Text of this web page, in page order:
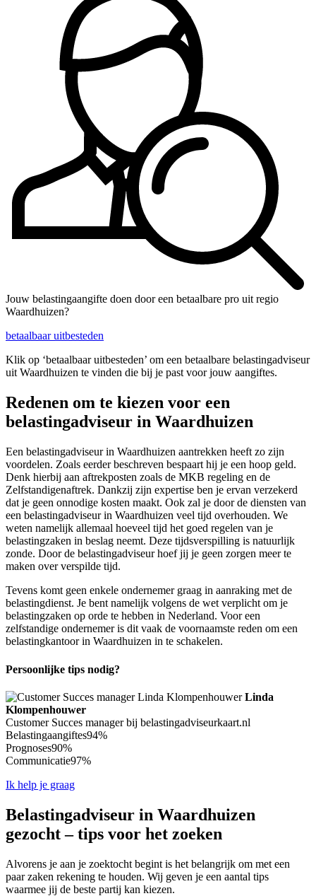
Jouw belastingaangifte doen door een betaalbare pro uit regio
Waardhuizen?
betaalbaar uitbesteden
Klik op ‘betaalbaar uitbesteden’ om een betaalbare belastingadviseur
uit Waardhuizen te vinden die bij je past voor jouw aangiftes.
Redenen om te kiezen voor een
belastingadviseur in Waardhuizen
Een belastingadviseur in Waardhuizen aantrekken heeft zo zijn
voordelen. Zoals eerder beschreven bespaart hij je een hoop geld.
Denk hierbij aan aftrekposten zoals de MKB regeling en de
Zelfstandigenaftrek. Dankzij zijn expertise ben je ervan verzekerd
dat je geen onnodige kosten maakt. Ook zal je door de diensten van
een belastingadviseur in Waardhuizen veel tijd overhouden. We
weten namelijk allemaal hoeveel tijd het goed regelen van je
belastingzaken in beslag neemt. Deze tijdsverspilling is natuurlijk
zonde. Door de belastingadviseur hoef jij je geen zorgen meer te
maken over verspilde tijd.
Tevens komt geen enkele ondernemer graag in aanraking met de
belastingdienst. Je bent namelijk volgens de wet verplicht om je
belastingzaken op orde te hebben in Nederland. Voor een
zelfstandige ondernemer is dit vaak de voornaamste reden om een
belastingkantoor in Waardhuizen in te schakelen.
Persoonlijke tips nodig?
Linda
Klompenhouwer
Customer Succes manager bij belastingadviseurkaart.nl
Belastingaangiftes94%
Prognoses90%
Communicatie97%
Ik help je graag
Belastingadviseur in Waardhuizen
gezocht – tips voor het zoeken
Alvorens je aan je zoektocht begint is het belangrijk om met een
paar zaken rekening te houden. Wij geven je een aantal tips
waarmee jij de beste partij kan kiezen.